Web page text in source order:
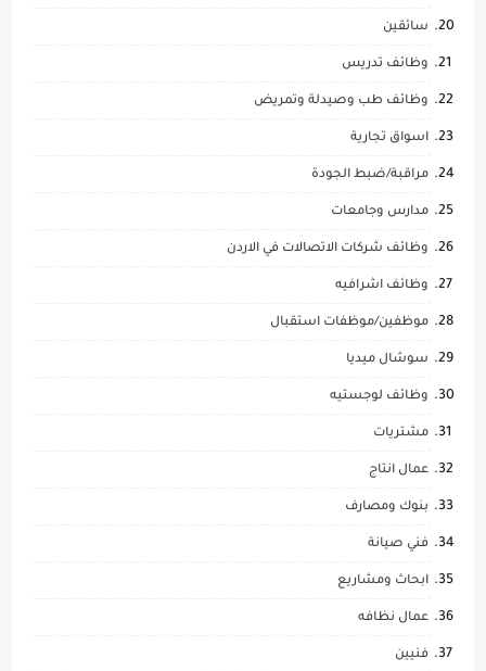
سائقين
وظائف تدريس
وظائف طب وصيدلة وتمريض
اسواق تجارية
مراقبة/ضبط الجودة
مدارس وجامعات
وظائف شركات الاتصالات في الاردن
وظائف اشرافيه
موظفين/موظفات استقبال
سوشال ميديا
وظائف لوجستيه
مشتريات
عمال انتاج
بنوك ومصارف
فني صيانة
ابحاث ومشاريع
عمال نظافه
فنيين